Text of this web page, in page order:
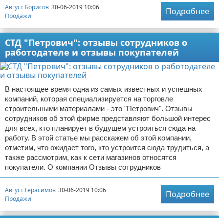
Август Борисов 30-06-2019 10:06
Продажи
Подробнее
СТД "Петрович": отзывы сотрудников о
работодателе и отзывы покупателей
В настоящее время одна из самых известных и успешных
компаний, которая специализируется на торговле
строительными материалами - это "Петрович". Отзывы
сотрудников об этой фирме представляют большой интерес
для всех, кто планирует в будущем устроиться сюда на
работу. В этой статье мы расскажем об этой компании,
отметим, что ожидает того, кто устроится сюда трудиться, а
также рассмотрим, как к сети магазинов относятся
покупатели. О компании Отзывы сотрудников
Август Герасимов 30-06-2019 10:06
Продажи
Подробнее